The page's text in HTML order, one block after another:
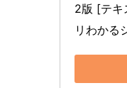
2版 [テキ
リわかる